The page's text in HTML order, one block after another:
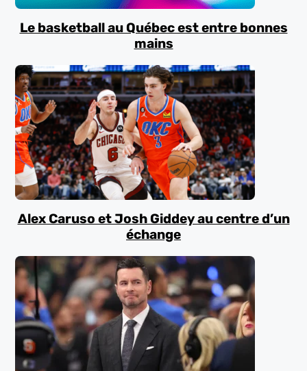
Le basketball au Québec est entre bonnes
mains
Alex Caruso et Josh Giddey au centre d’un
échange